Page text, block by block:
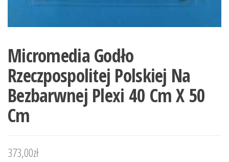
Micromedia Godło
Rzeczpospolitej Polskiej Na
Bezbarwnej Plexi 40 Cm X 50
Cm
373,00zł